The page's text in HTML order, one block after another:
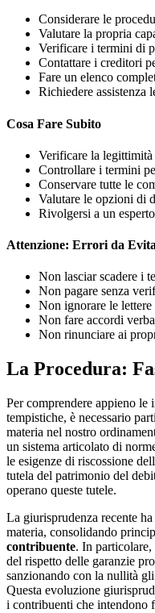
Considerare le
Valutare la propria
Verificare i termini di
Contattare i creditori
Fare un elenco
Richiedere assistenza
Cosa Fare Subito
Verificare la
Controllare i termini
Conservare tutte le
Valutare le opzioni di
Rivolgersi a un
Attenzione: Errori da
Non lasciar scadere i
Non pagare senza
Non ignorare le lettere
Non fare accordi
Non rinunciare ai
La Procedura:
Per comprendere appieno
tempistiche, è necessario
materia nel nostro
un sistema articolato di
le esigenze di riscossione
tutela del patrimonio del
operano queste tutele.
La giurisprudenza recente
materia, consolidando
contribuente. In
del rispetto delle garanzie
sanzionando con la nullità
Questa evoluzione
i contribuenti che intendono